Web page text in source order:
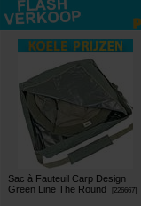
Sac à Fauteuil Carp Design
Green Line The Round
[226667]